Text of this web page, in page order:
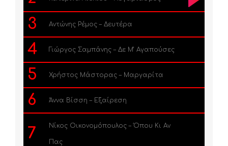
3 Αντώνης Ρέμος – Δευτέρα
4 Γιώργος Σαμπάνης – Δε Μ’ Αγαπούσες
5 Χρήστος Μάστορας – Μαργαρίτα
6 Άννα Βίσση – Εξαίρεση
7 Νίκος Οικονομόπουλος – Όπου Κι Αν
Πας